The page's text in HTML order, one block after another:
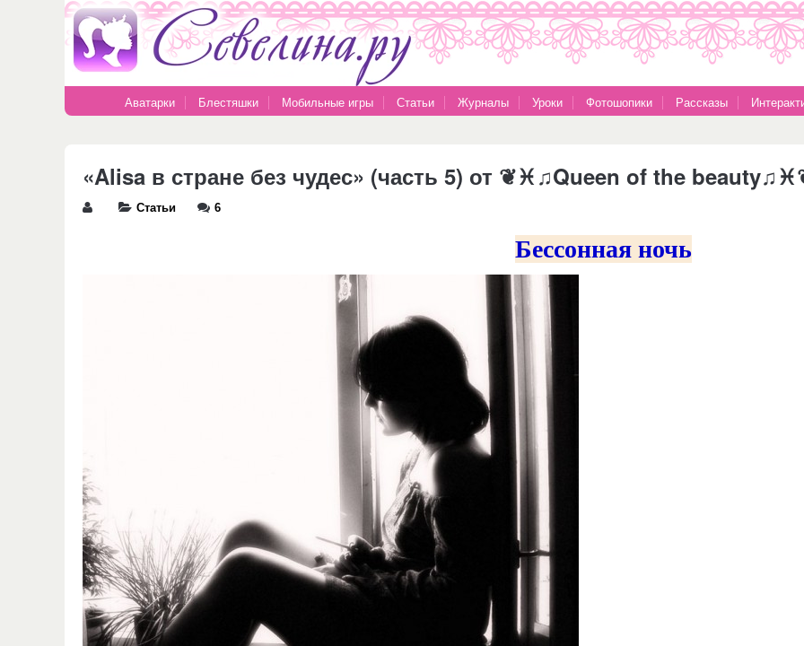
Аватарки Блестяшки Мобильные игры Статьи Журналы Уроки Фотошопики Рассказы
«Alisa в стране без чудес» (часть 5) от ❦♓♫Queen of the
Статьи 6
Бессонная ночь